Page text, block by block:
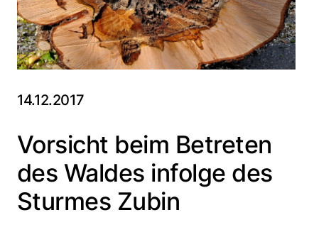
14.12.2017
Vorsicht beim Betreten
des Waldes infolge des
Sturmes Zubin